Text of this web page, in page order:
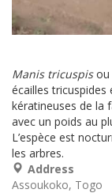
Manis tricuspisou
écailles tricuspides
kératineuses de la
avec un poids au
L’espèce est
les arbres.
Address
Assoukoko Togo